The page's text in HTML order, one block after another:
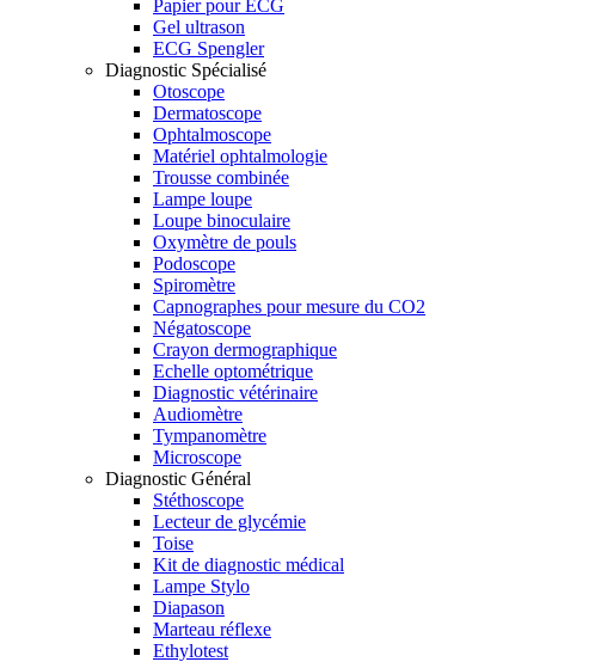
Papier pour ECG
Gel ultrason
ECG Spengler
Diagnostic Spécialisé
Otoscope
Dermatoscope
Ophtalmoscope
Matériel ophtalmologie
Trousse combinée
Lampe loupe
Loupe binoculaire
Oxymètre de pouls
Podoscope
Spiromètre
Capnographes pour mesure du CO2
Négatoscope
Crayon dermographique
Echelle optométrique
Diagnostic vétérinaire
Audiomètre
Tympanomètre
Microscope
Diagnostic Général
Stéthoscope
Lecteur de glycémie
Toise
Kit de diagnostic médical
Lampe Stylo
Diapason
Marteau réflexe
Ethylotest